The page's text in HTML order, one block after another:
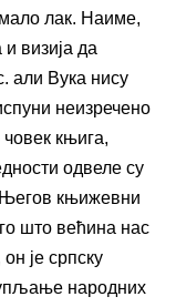
лак. Наиме,
визија да
али Вука нису
неизречено
књига,
одвеле су
Његов књижевни
што већина нас
је српску
народних